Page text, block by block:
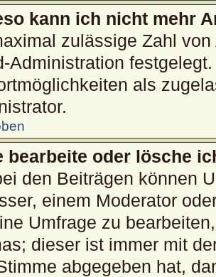
kann ich nicht mehr
zulässige Zahl
Administration
als
bearbeite oder lösche
den Beiträgen können
einem Moderator
Umfrage zu
dieser ist immer mit
abgegeben hat,